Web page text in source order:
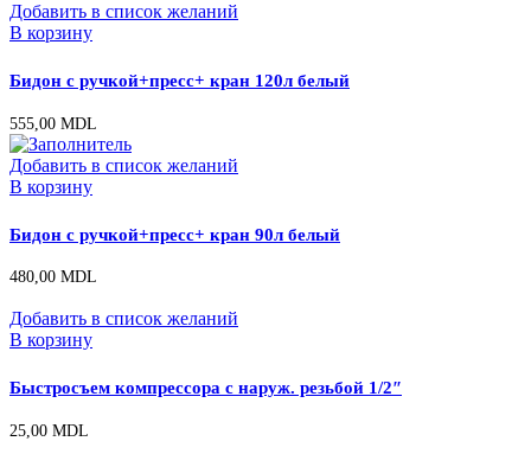
Добавить в список желаний
В корзину
Бидон с ручкой+пресс+ кран 120л белый
555,00 MDL
Добавить в список желаний
В корзину
Бидон с ручкой+пресс+ кран 90л белый
480,00 MDL
Добавить в список желаний
В корзину
Быстросъем компрессора с наруж. резьбой 1/2″
25,00 MDL